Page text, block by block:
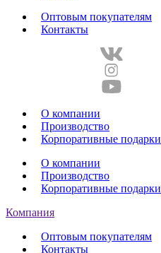
Оптовым покупателям
Контакты
О компании
Производство
Корпоративные подарки
О компании
Производство
Корпоративные подарки
Компания
Оптовым покупателям
Контакты